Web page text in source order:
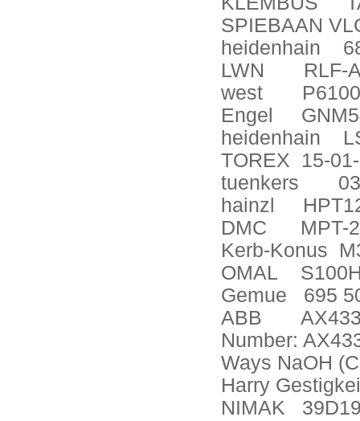
SPIEBAAN
heidenhain
LWN
RLF-
west
Engel
heidenhain
TOREX
15-
tuenkers
hainzl
DMC
MPT-
Kerb-Konus
OMAL
Gemue
695
ABB
Number:
Ways NaOH
Harry
NIMAK